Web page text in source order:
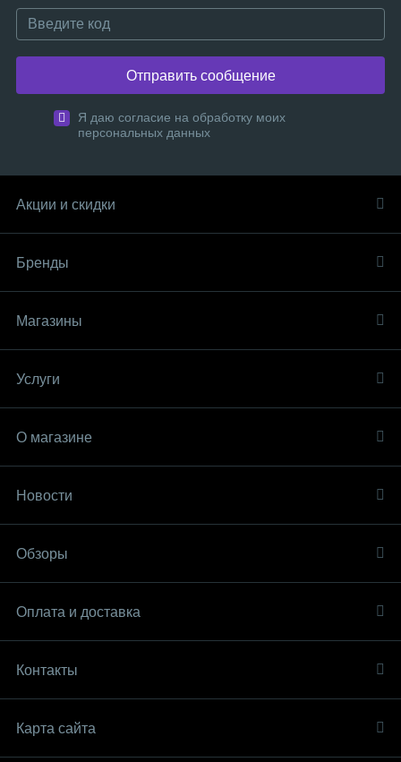
Отправить сообщение
Я даю согласие на обработку моих
персональных данных
Акции и скидки
Бренды
Магазины
Услуги
О магазине
Новости
Обзоры
Оплата и доставка
Контакты
Карта сайта